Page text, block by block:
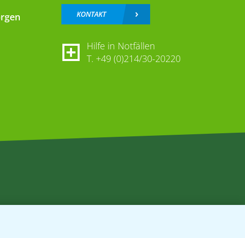
KONTAKT
Hilfe in Notfällen
T. +49 (0)214/30-20220